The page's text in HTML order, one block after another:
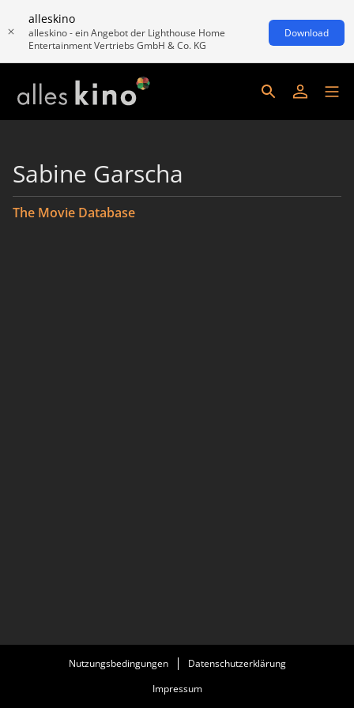
alleskino
alleskino - ein Angebot der Lighthouse Home
Entertainment Vertriebs GmbH & Co. KG
Download
Sabine Garscha
The Movie Database
Nutzungsbedingungen
Datenschutzerklärung
Impressum